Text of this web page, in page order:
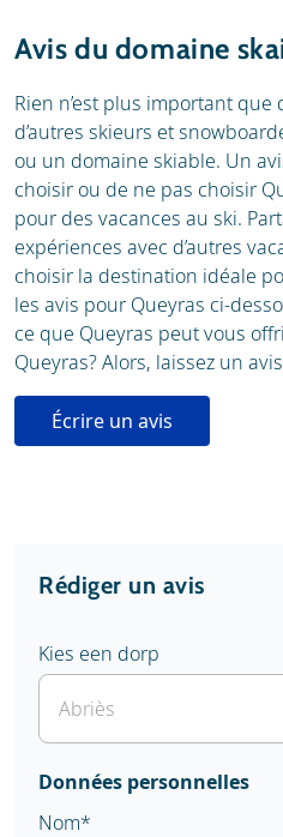
Météo
Location
Écoles de ski
Location de ski
Avis du domaine
Rien n’est plus important que
d’autres skieurs et
ou un domaine skiable. Un
choisir ou de ne pas choisir
pour des vacances au ski.
expériences avec d’autres
choisir la destination idéale
les avis pour Queyras ci-
ce que Queyras peut vous
Queyras? Alors, laissez un
Écrire un avis
Rédiger un avis
Kies een dorp
Données personnelles
Nom*